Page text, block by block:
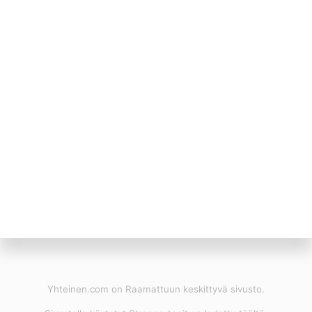
Yhteinen.com on Raamattuun keskittyvä sivusto.